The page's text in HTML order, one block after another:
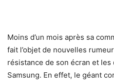
Moins d’un mois après sa
fait l’objet de nouvelles
résistance de son écran et
Samsung. En effet, le géant